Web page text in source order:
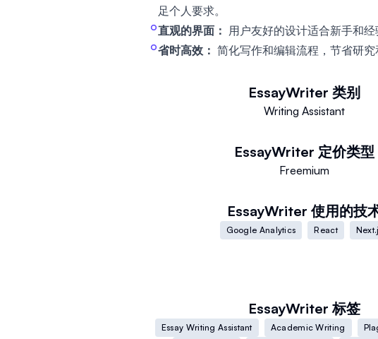
足个人要求。
直观的界面： 用户友好的设计适合新手和经
省时高效： 简化写作和编辑流程，节省研究
EssayWriter 类别
Writing Assistant
EssayWriter 定价类型
Freemium
EssayWriter 使用的技
Google Analytics React
EssayWriter 标签
Essay Writing Assistant Academic Writing